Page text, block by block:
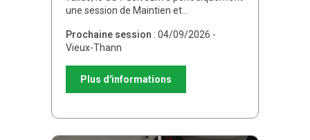
une session de Maintien et…
Prochaine session : 04/09/2026 -
Vieux-Thann
Plus d'informations